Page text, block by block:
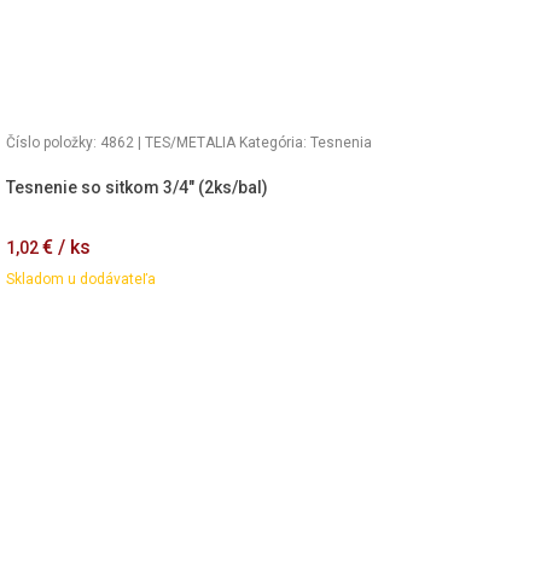
Číslo položky: 4862 | TES/METALIA Kategória: Tesnenia
Tesnenie so sitkom 3/4″ (2ks/bal)
1,02€ / ks
Skladom u dodávateľa